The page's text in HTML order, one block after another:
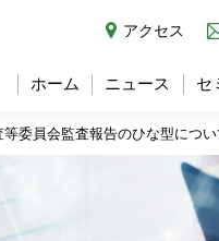
ホーム ニュース セ
アクセス
等委員会監査報告のひな型につい